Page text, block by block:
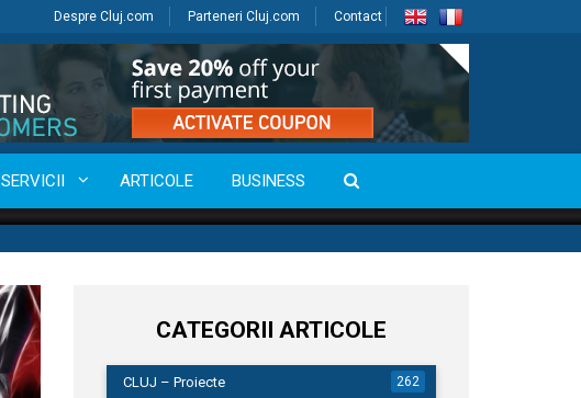
Despre Cluj.com Parteneri Cluj.com Contact
SERVICII ARTICOLE BUSINESS
CATEGORII ARTICOLE
CLUJ – Proiecte 262